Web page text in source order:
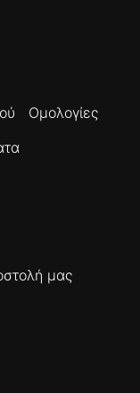
Ομολογίες
μας